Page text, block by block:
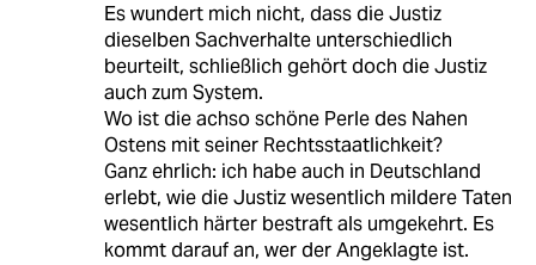
Es wundert mich nicht, dass die Justiz
dieselben Sachverhalte unterschiedlich
beurteilt, schließlich gehört doch die Justiz
auch zum System.
Wo ist die achso schöne Perle des Nahen
Ostens mit seiner Rechtsstaatlichkeit?
Ganz ehrlich: ich habe auch in Deutschland
erlebt, wie die Justiz wesentlich mildere Taten
wesentlich härter bestraft als umgekehrt. Es
kommt darauf an, wer der Angeklagte ist.